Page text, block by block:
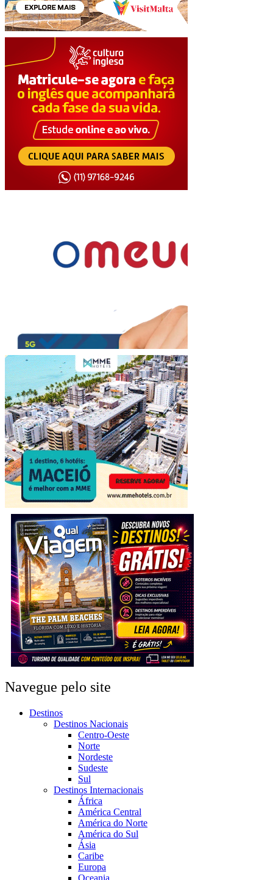
Navegue pelo site
Destinos
Destinos Nacionais
Centro-Oeste
Norte
Nordeste
Sudeste
Sul
Destinos Internacionais
África
América Central
América do Norte
América do Sul
Ásia
Caribe
Europa